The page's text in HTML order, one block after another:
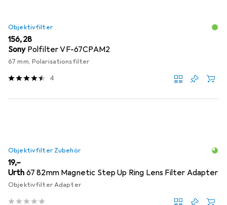
Objektivfilter
EUR
156,28
Sony Polfilter VF-67CPAM2
67 mm, Polarisationsfilter
4
Objektivfilter Zubehör
EUR
19,–
Urth 67 82mm Magnetic Step Up Ring Lens Filter Adapter
Objektivfilter Adapter